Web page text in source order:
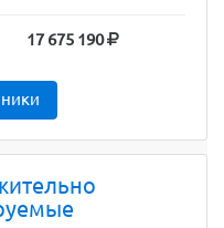
17 675 190